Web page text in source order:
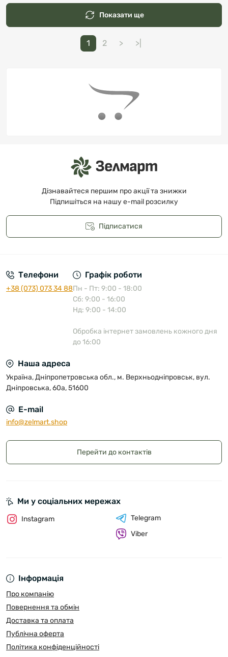
Показати ще
1 2 > >|
Дізнавайтеся першим про акції та знижки
Підпишіться на нашу e-mail розсилку
Підписатися
Телефони
+38 (073) 073 34 88
Графік роботи
Пн - Пт: 9:00 - 18:00
Сб: 9:00 - 16:00
Нд: 9:00 - 14:00
Обробка інтернет замовлень кожного дня
до 16:00
Наша адреса
Україна, Дніпропетровська обл., м. Верхньодніпровськ, вул.
Дніпровська, 60а, 51600
E-mail
info@zelmart.shop
Перейти до контактів
Інформація
Про компанію
Повернення та обмін
Доставка та оплата
Публічна оферта
Політика конфіденційності
Ми у соціальних мережах
Instagram
Telegram
Viber